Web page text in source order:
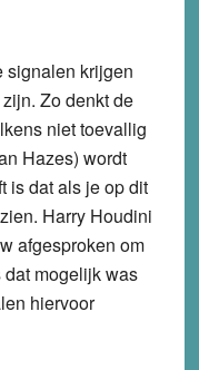
signalen krijgen
Zo denkt de
niet toevallig
Hazes) wordt
is dat als je op dit
Harry Houdini
afgesproken om
dat mogelijk was
hiervoor